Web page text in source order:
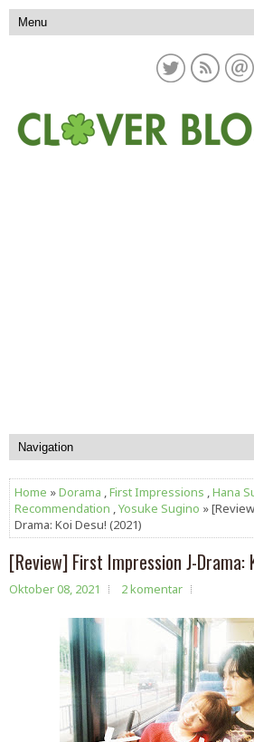
Home »Dorama ,First Impressions ,Hana
Recommendation ,Yosuke Sugino »
Drama: Koi Desu! (2021)
[Review] First Impression J-Drama:
Oktober 08, 2021 2 komentar